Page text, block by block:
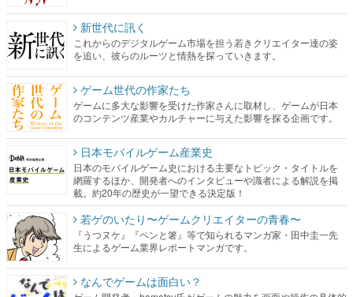
新世代に訊く
これからのデジタルゲーム市場を担う若きクリエイター達の姿
を追い、彼らのルーツと情熱を探っていきます。
ゲーム世代の作家たち
ゲームに多大な影響を受けた作家さんに取材し、ゲームが日本
のコンテンツ産業やカルチャーに与えた影響を探る企画です。
日本モバイルゲーム産業史
日本のモバイルゲーム史における主要なトピック・タイトルを
網羅するほか、開発者へのインタビューや識者による解説を掲
載。約20年の歴史が一望できる決定版！
若ゲのいたり〜ゲームクリエイターの青春〜
『うつヌケ』『ペンと箸』等で知られるマンガ家・田中圭一先
生によるゲーム業界レポートマンガです。
なんでゲームは面白い？